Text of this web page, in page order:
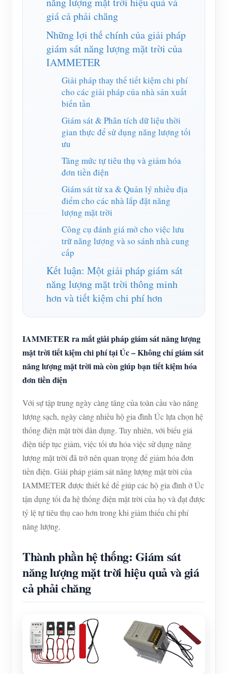
Trình mô phỏng IAMMETER
Đồng hồ đo ảo
Hệ thống dự báo và mô phỏng năng lượng
Các ứng dụng
Màn hình năng lượng hệ thống PV năng lượng mặt
trời
Màn hình sử dụng điện
Hệ thống điều khiển máy sưởi PV
Tự động hóa gia đình
Cửa hàng
Tài nguyên
Khởi động nhanh sản phẩm
Tài liệu
Video hướng dẫn
Câu hỏi thường gặp
Tin tức
Cộng đồng
Nhà phát triển
Khám phá
Chương trình khen thưởng
Tiếp xúc
Về chúng tôi
giá cả phải chăng
Những lợi thế chính của giải pháp
giám sát năng lượng mặt trời của
IAMMETER
Giải pháp thay thế tiết kiệm chi phí
cho các giải pháp của nhà sản xuất
biến tần
Giám sát & Phân tích dữ liệu thời
gian thực để sử dụng năng lượng tối
ưu
Tăng mức tự tiêu thụ và giảm hóa
đơn tiền điện
Giám sát từ xa & Quản lý nhiều địa
điểm cho các nhà lắp đặt năng
lượng mặt trời
Công cụ đánh giá mở cho việc lưu
trữ năng lượng và so sánh nhà cung
cấp
Kết luận: Một giải pháp giám sát
năng lượng mặt trời thông minh
hơn và tiết kiệm chi phí hơn
IAMMETER ra mắt giải pháp giám sát năng lượng
mặt trời tiết kiệm chi phí tại Úc – Không chỉ giám sát
năng lượng mặt trời mà còn giúp bạn tiết kiệm hóa
đơn tiền điện
Với sự tập trung ngày càng tăng của toàn cầu vào năng
lượng sạch, ngày càng nhiều hộ gia đình Úc lựa chọn hệ
thống điện mặt trời dân dụng. Tuy nhiên, với biểu giá
điện tiếp tục giảm, việc tối ưu hóa việc sử dụng năng
lượng mặt trời đã trở nên quan trọng để giảm hóa đơn
tiền điện. Giải pháp giám sát năng lượng mặt trời của
IAMMETER được thiết kế để giúp các hộ gia đình ở Úc
tận dụng tối đa hệ thống điện mặt trời của họ và đạt được
tỷ lệ tự tiêu thụ cao hơn trong khi giảm thiểu chi phí
năng lượng.
Thành phần hệ thống: Giám sát
năng lượng mặt trời hiệu quả và giá
cả phải chăng